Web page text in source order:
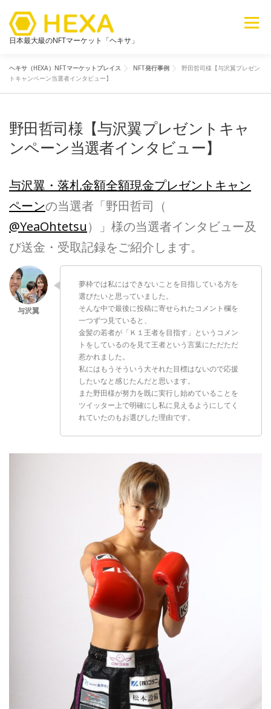
日本最大級のNFTマーケット「ヘキサ」
メニュー
NFTカテゴリ メタバース
新着 探す 販売
ヘキサ（HEXA）NFTマーケットプレイス NFT発行事例
野田哲司様【与沢翼プレゼン
トキャンペーン当選者インタビュー】
野田哲司様【与沢翼プレゼントキャ
ンペーン当選者インタビュー】
与沢翼・落札金額全額現金プレゼントキャン
ペーンの当選者「野田哲司（
@YeaOhtetsu）」様の当選者インタビュー及
び送金・受取記録をご紹介します。
夢枠では私にはできないことを目指している方を
選びたいと思っていました。
そんな中で最後に投稿に寄せられたコメント欄を
一つずつ見ていると、
金髪の若者が「Ｋ１王者を目指す」というコメン
トをしているのを見て王者という言葉にただただ
惹かれました。
私にはもうそういう大それた目標はないので応援
したいなと感じたんだと思います。
また野田様が努力を既に実行し始めていることを
ツイッター上で明確にし私に見えるようにしてく
れていたのもお選びした理由です。